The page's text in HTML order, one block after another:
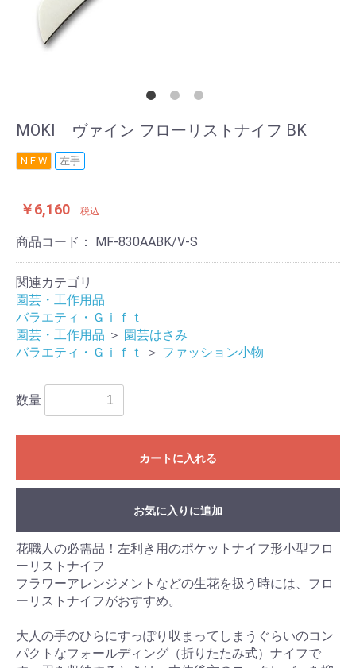
MOKI ヴァイン フローリストナイフ BK
N E W 左手
￥6,160 税込
商品コード： MF-830AABK/V-S
関連カテゴリ
園芸・工作用品
バラエティ・Ｇｉｆｔ
園芸・工作用品 ＞ 園芸はさみ
バラエティ・Ｇｉｆｔ
＞ ファッション小物
数量
カートに入れる
お気に入りに追加
花職人の必需品！左利き用のポケットナイフ形小型フロ
ーリストナイフ
フラワーアレンジメントなどの生花を扱う時には、フロ
ーリストナイフがおすすめ。
大人の手のひらにすっぽり収まってしまうぐらいのコン
パクトなフォールディング（折りたたみ式）ナイフで